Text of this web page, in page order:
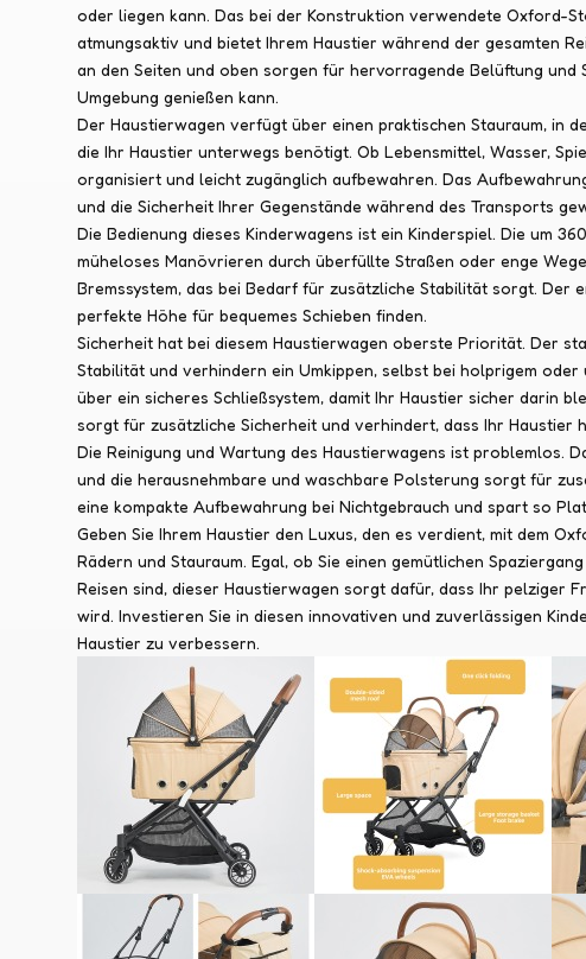
oder liegen kann. Das bei der Konstruktion verwendete Oxford-
atmungsaktiv und bietet Ihrem Haustier während der gesamten
an den Seiten und oben sorgen für hervorragende Belüftung und
Umgebung genießen kann.
Der Haustierwagen verfügt über einen praktischen Stauraum, in
die Ihr Haustier unterwegs benötigt. Ob Lebensmittel, Wasser,
organisiert und leicht zugänglich aufbewahren. Das
und die Sicherheit Ihrer Gegenstände während des Transports
Die Bedienung dieses Kinderwagens ist ein Kinderspiel. Die um
müheloses Manövrieren durch überfüllte Straßen oder enge
Bremssystem, das bei Bedarf für zusätzliche Stabilität sorgt. Der
perfekte Höhe für bequemes Schieben finden.
Sicherheit hat bei diesem Haustierwagen oberste Priorität. Der
Stabilität und verhindern ein Umkippen, selbst bei holprigem
über ein sicheres Schließsystem, damit Ihr Haustier sicher darin
sorgt für zusätzliche Sicherheit und verhindert, dass Ihr Haustier
Die Reinigung und Wartung des Haustierwagens ist problemlos.
und die herausnehmbare und waschbare Polsterung sorgt für
eine kompakte Aufbewahrung bei Nichtgebrauch und spart so
Geben Sie Ihrem Haustier den Luxus, den es verdient, mit dem
Rädern und Stauraum. Egal, ob Sie einen gemütlichen
Reisen sind, dieser Haustierwagen sorgt dafür, dass Ihr pelziger
wird. Investieren Sie in diesen innovativen und zuverlässigen
Haustier zu verbessern.